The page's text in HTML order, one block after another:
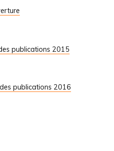
publications 2015
publications 2016